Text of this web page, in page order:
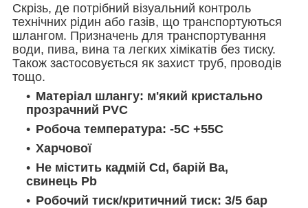
Скрізь, де потрібний візуальний контроль
технічних рідин або газів, що транспортуються
шлангом. Призначень для транспортування
води, пива, вина та легких хімікатів без тиску.
Також застосовується як захист труб, проводів
тощо.
Матеріал шлангу: м'який кристально
прозрачний PVC
Робоча температура: -5C +55C
Харчової
Не містить кадмій Cd, барій Ba,
свинець Pb
Робочий тиск/критичний тиск: 3/5 бар